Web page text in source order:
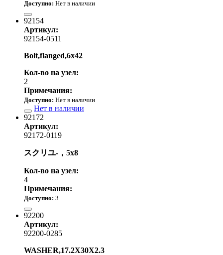
Доступно: Нет в наличии
92154
Артикул:
92154-0511
Bolt,flanged,6x42
Кол-во на узел:
2
Примечания:
Доступно: Нет в наличии
Нет в наличии
92172
Артикул:
92172-0119
スクリユ-，5x8
Кол-во на узел:
4
Примечания:
Доступно: 3
92200
Артикул:
92200-0285
WASHER,17.2X30X2.3